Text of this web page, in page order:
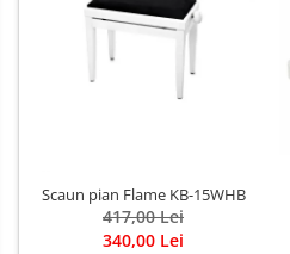
Scaun pian Flame KB-15WHB
417,00 Lei
340,00 Lei